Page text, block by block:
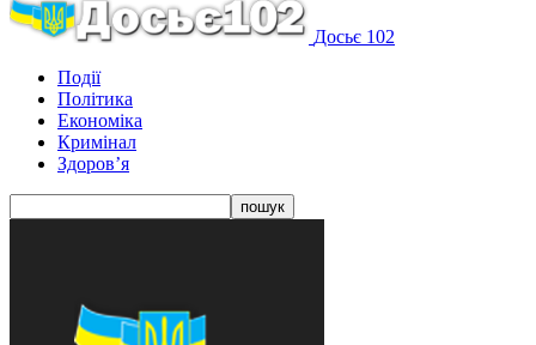
Досьє 102
Події
Політика
Економіка
Кримінал
Здоров’я